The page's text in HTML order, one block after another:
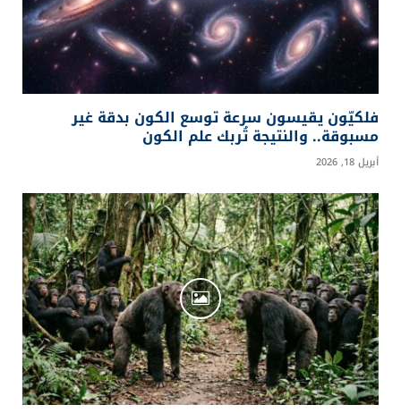
فلكيّون يقيسون سرعة توسع الكون بدقة غير
مسبوقة.. والنتيجة تُربك علم الكون
أبريل 18, 2026